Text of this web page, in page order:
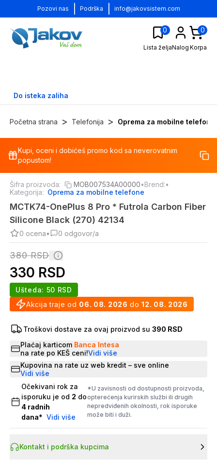
Pozovi nas Podrška info@jakovsistem.com
0
Lista željaNalog
0
Korpa
Do isteka zaliha
Početna strana > Telefonija > Oprema za mobilne telefone
%
Kupi, oceni i dobićeš promo kod sa neverovatnim
popustom!
Šifra proizvoda: MOB007534A00000•Brend:•
Kategorija: Oprema za mobilne telefone
MCTK74-OnePlus 8 Pro * Futrola Carbon Fiber
Silicone Black (270) 42134
0 ocena• 0 odgovor/a
380RSD
330 RSD
Akcija traje od 06. 08. 2026 do 12. 08. 2026
Ušteda: 50 RSD
Troškovi dostave za ovaj proizvod su 390 RSD
Plaćaj karticom Banca Intesa
na rate po KEŠ ceni!Vidi više
Kupovina na rate uz web kredit – sve online
Vidi više
Očekivani rok za
isporuku je od 2 do
4 radnih
dana* Vidi više
*U zavisnosti od dostupnosti proizvoda,
opterećenja kurirskih službi ili drugih
nepredviđenih okolnosti, rok isporuke
može biti i duži.
Kontakt i podrška kupcima